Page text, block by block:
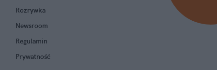
Rozrywka
Newsroom
Regulamin
Prywatność